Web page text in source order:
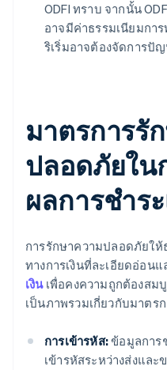
ODFI ทราบ จากนั้น
อาจมีค่าธรรมเนียมกา
ริเริ่มอาจต้องจัดการปั
มาตรการรั
ปลอดภัยใน
ผลการชําร
การรักษาความปลอดภัยให้
ทางการเงินที่ละเอียดอ่อนแ
เงินเพื่อคงความถูกต้องสม
เป็นภาพรวมเกี่ยวกับมาต
การเข้ารหัส:ข้อมูลการ
เข้ารหัสระหว่างส่งแล